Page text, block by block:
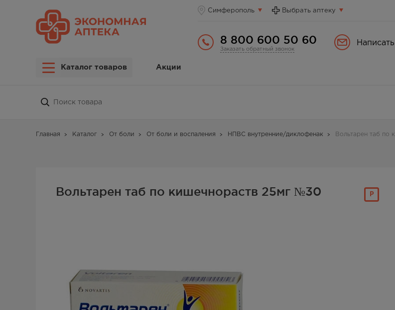
Симферополь Выбрать аптеку
8 800 600 50 60
Заказать обратный звонок
Каталог товаров Акции
Главная Каталог От боли От боли и воспаления НПВС внутренние/диклофенак Вольтарен таб по
Р
Вольтарен таб по кишечнораств 25мг №30